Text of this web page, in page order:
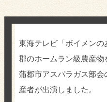
東海テレビ「ボイメン
郡のホームラン級農産物
蒲郡市アスパラガス部
産者が出演しました。